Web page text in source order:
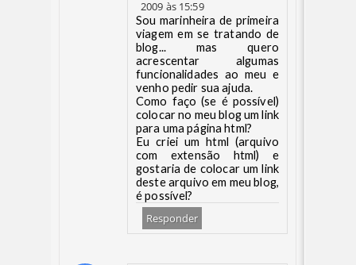
2009 às 15:59
Sou marinheira de primeira
viagem em se tratando de
blog... mas quero
acrescentar algumas
funcionalidades ao meu e
venho pedir sua ajuda.
Como faço (se é possível)
colocar no meu blog um link
para uma página html?
Eu criei um html (arquivo
com extensão html) e
gostaria de colocar um link
deste arquivo em meu blog,
é possível?
Responder